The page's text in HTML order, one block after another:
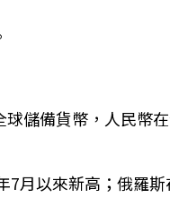
儲備貨幣，人民幣
7月以來新高；俄羅斯